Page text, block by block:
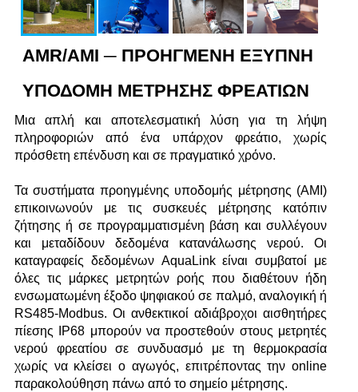
AMR/AMI ─ ΠΡΟΗΓΜΈΝΗ ΈΞΥΠΝΗ
ΥΠΟΔΟΜΉ ΜΈΤΡΗΣΗΣ ΦΡΕΑΤΊΩΝ
Μια απλή και αποτελεσματική λύση για τη λήψη
πληροφοριών από ένα υπάρχον φρεάτιο, χωρίς
πρόσθετη επένδυση και σε πραγματικό χρόνο.
Τα συστήματα προηγμένης υποδομής μέτρησης (AMI)
επικοινωνούν με τις συσκευές μέτρησης κατόπιν
ζήτησης ή σε προγραμματισμένη βάση και συλλέγουν
και μεταδίδουν δεδομένα κατανάλωσης νερού. Οι
καταγραφείς δεδομένων AquaLink είναι συμβατοί με
όλες τις μάρκες μετρητών ροής που διαθέτουν ήδη
ενσωματωμένη έξοδο ψηφιακού σε παλμό, αναλογική ή
RS485-Modbus. Οι ανθεκτικοί αδιάβροχοι αισθητήρες
πίεσης IP68 μπορούν να προστεθούν στους μετρητές
νερού φρεατίου σε συνδυασμό με τη θερμοκρασία
χωρίς να κλείσει ο αγωγός, επιτρέποντας την online
παρακολούθηση πάνω από το σημείο μέτρησης.